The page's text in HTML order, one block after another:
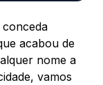
acabou de
nome a
vamos